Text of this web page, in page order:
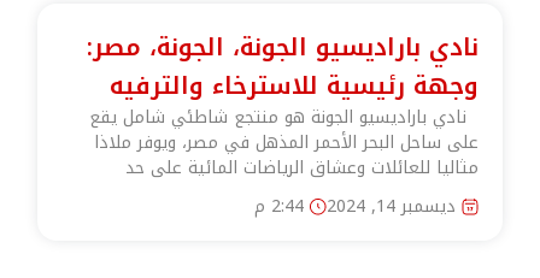
نادي باراديسيو الجونة، الجونة، مصر:
وجهة رئيسية للاسترخاء والترفيه
نادي باراديسيو الجونة هو منتجع شاطئي شامل يقع
على ساحل البحر الأحمر المذهل في مصر، ويوفر ملاذا
مثاليا للعائلات وعشاق الرياضات المائية على حد
ديسمبر 14, 2024
2:44 م